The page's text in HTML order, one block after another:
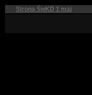
Strona ŚwKD 1 maj